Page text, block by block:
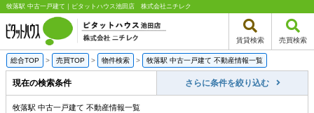
牧落駅 中古一戸建て｜ピタットハウス池田店 株式会社ニチレク
賃貸検索 売買検索
総合TOP > 売買TOP > 物件検索 > 牧落駅 中古一戸建て 不動産情報一覧
現在の検索条件 さらに条件を絞り込む
牧落駅 中古一戸建て 不動産情報一覧